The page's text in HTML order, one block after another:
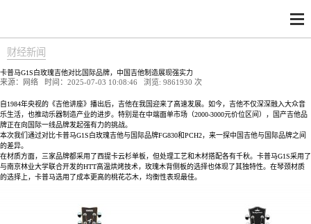
财经新闻
卡普马G1S白玫瑰吉他对比国际品牌，中国吉他制造展现强实力
来源：网络 时间：2025-07-03 10:08:46 浏览: 9861930 次
自1984年央视的《吉他讲座》播出后，吉他在我国迎来了高速发展。如今，吉他不仅深深融入大众音
乐生活，也推动乐器制造产业的进步。特别是在中端面单市场（2000-3000元价位区间），国产吉他品
牌正在向国际一线品牌发起强有力的挑战。
本次我们通过对比卡普马G1S白玫瑰吉他与国际品牌FG830和PCH2，来一探中国吉他与国际品牌之间
的差异。
在材质方面，三家品牌都采用了西提卡云杉单板，但处理工艺和木材搭配各有千秋。卡普马G1S采用了
与南京林业大学联合开发的HTT高温烘烤技术，玫瑰木背侧板的选择也体现了其独特性。在琴颈材质
的选择上，卡普马选用了成本更高的桃花芯木，均衡性表现最佳。